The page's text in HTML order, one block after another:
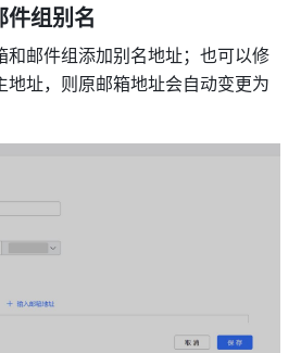
组别名
和邮件组添加别名地址；也可以修
地址，则原邮箱地址会自动变更为